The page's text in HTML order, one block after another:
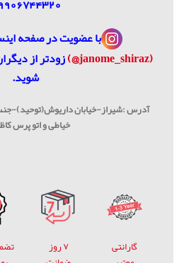
با عضویت درصفحه
(janome_shiraz@)
زودتر از
شوید.
آدرس :شیراز-خیابان داریوش(توحید)-
خیاطی و اتو پرس
گارانتی
۷ روز